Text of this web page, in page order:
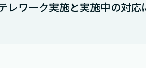
レワーク実施と実施中の対応